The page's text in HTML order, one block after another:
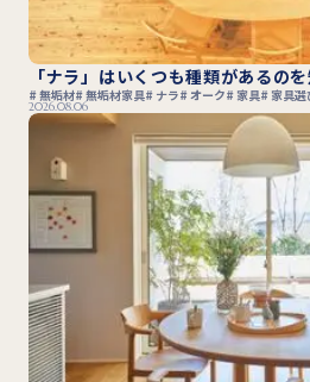
「ナラ」はいくつも種類があるの
無垢材 無垢材家具 ナラ オーク 家具 家具選
2026.08.06